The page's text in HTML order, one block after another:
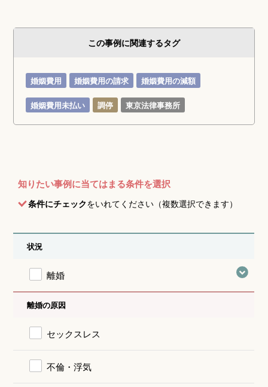
この事例に関連するタグ
婚姻費用 婚姻費用の請求 婚姻費用の減額
婚姻費用未払い 調停 東京法律事務所
知りたい事例に当てはまる条件を選択
条件にチェックをいれてください（複数選択できます）
状況
離婚
離婚の原因
セックスレス
不倫・浮気